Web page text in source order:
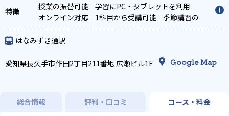
授業の振替可能
学習にPC・タブレットを利用
オンライン対応
1科目から受講可能
季節講習の
みの受講可
はなみずき通駅
愛知県長久手市作田2丁目211番地 広瀬ビル1F Google Map
総合情報 評判・口コミ コース・料金